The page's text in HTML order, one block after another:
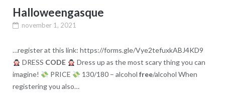
Halloweengasque
november 1, 2021
…register at this link: https://forms.gle/Vye2tefuxkABJ4KD9
DRESS CODE
Dress up as the most scary thing you can
imagine!
PRICE 130/180 – alcohol free/alcohol When
registering you also…